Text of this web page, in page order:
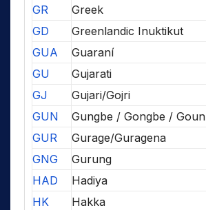
GR
Greek
GD
Greenlandic Inuktikut
GUA
Guaraní
GU
Gujarati
GJ
Gujari/Gojri
GUN
Gungbe / Gongbe / Goun
GUR
Gurage/Guragena
GNG
Gurung
HAD
Hadiya
HK
Hakka